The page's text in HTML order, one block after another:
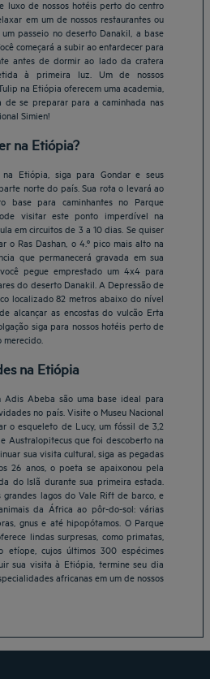
luxo de nossos hotéis perto do centro
em um de nossos restaurantes ou
passeio no deserto Danakil, a base
começará a subir ao entardecer para
antes de dormir ao lado da cratera
à primeira luz. Um de nossos
na Etiópia oferecem uma academia,
se preparar para a caminhada nas
Simien!
na Etiópia?
Etiópia, siga para Gondar e seus
norte do país. Sua rota o levará ao
base para caminhantes no Parque
visitar este ponto imperdível na
em circuitos de 3 a 10 dias. Se quiser
o Ras Dashan, o 4.º pico mais alto na
que permanecerá gravada em sua
pegue emprestado um 4x4 para
do deserto Danakil. A Depressão de
localizado 82 metros abaixo do nível
alcançar as encostas do vulcão Erta
siga para nossos hotéis perto de
na Etiópia
Adis Abeba são uma base ideal para
no país. Visite o Museu Nacional
o esqueleto de Lucy, um fóssil de 3,2
Australopitecus que foi descoberto na
sua visita cultural, siga as pegadas
26 anos, o poeta se apaixonou pela
do Islã durante sua primeira estada.
grandes lagos do Vale Rift de barco, e
da África ao pôr-do-sol: várias
gnus e até hipopótamos. O Parque
lindas surpresas, como primatas,
etíope, cujos últimos 300 espécimes
sua visita à Etiópia, termine seu dia
africanas em um de nossos